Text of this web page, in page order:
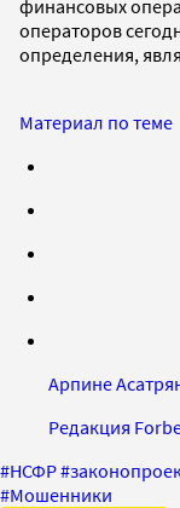
финансовых
операторов
определения,
Материал по теме
Арпине
Редакция
#НСФР#
#Мошенники